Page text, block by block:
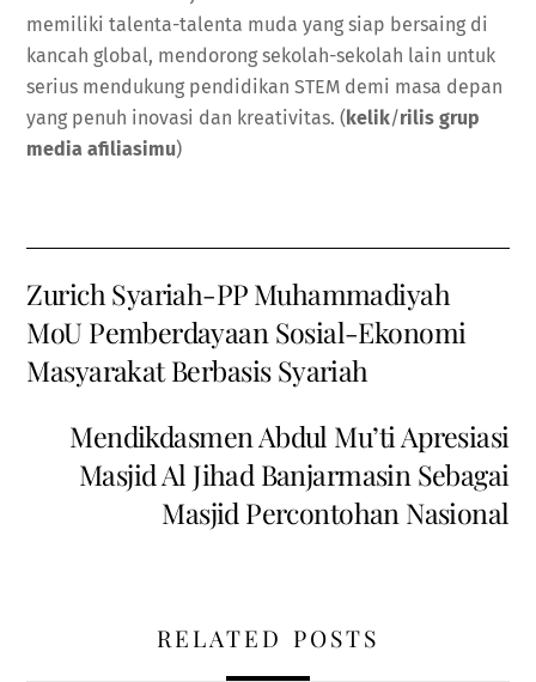
memiliki talenta-talenta muda yang siap bersaing di
kancah global, mendorong sekolah-sekolah lain untuk
serius mendukung pendidikan STEM demi masa depan
yang penuh inovasi dan kreativitas. ( kelik/rilis grup
media afiliasimu)
Zurich Syariah-PP Muhammadiyah
MoU Pemberdayaan Sosial-Ekonomi
Masyarakat Berbasis Syariah
Mendikdasmen Abdul Mu’ti Apresiasi
Masjid Al Jihad Banjarmasin Sebagai
Masjid Percontohan Nasional
RELATED POSTS